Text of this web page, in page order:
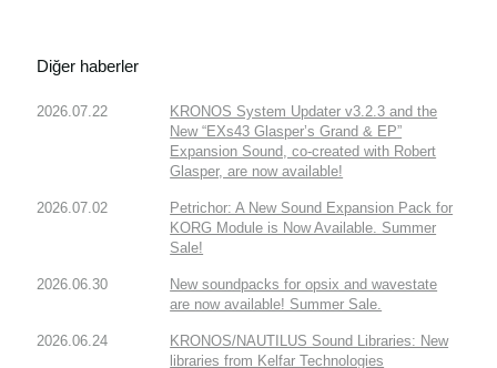
Diğer haberler
2026.07.22
KRONOS System Updater v3.2.3 and the
New “EXs43 Glasper’s Grand & EP”
Expansion Sound, co-created with Robert
Glasper, are now available!
2026.07.02
Petrichor: A New Sound Expansion Pack for
KORG Module is Now Available. Summer
Sale!
2026.06.30
New soundpacks for opsix and wavestate
are now available! Summer Sale.
2026.06.24
KRONOS/NAUTILUS Sound Libraries: New
libraries from Kelfar Technologies